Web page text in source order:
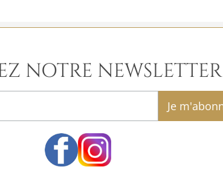
NOTRE NEWSLETTER